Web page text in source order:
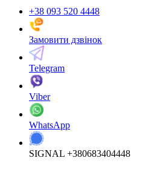
+38 093 520 4448
Замовити дзвінок
Telegram
Viber
WhatsApp
SIGNAL +380683404448